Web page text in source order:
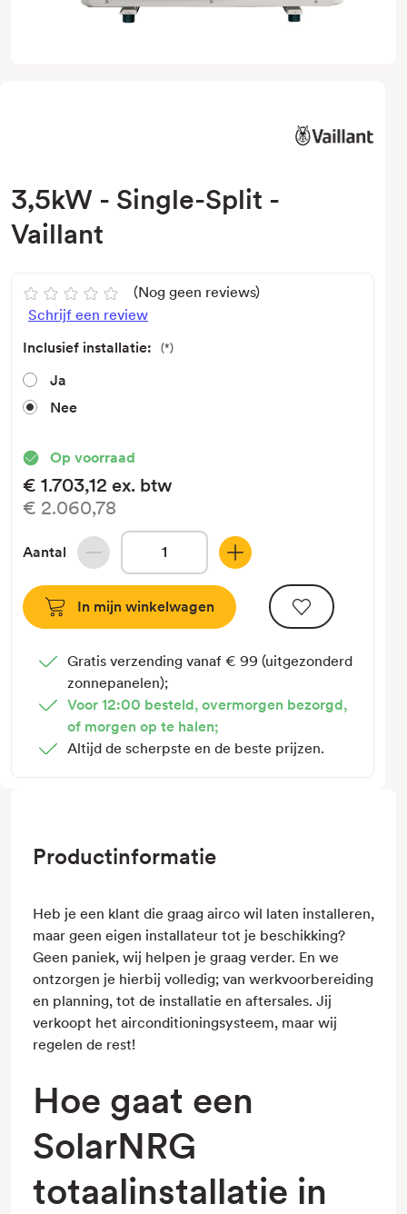
3,5kW - Single-Split -
Vaillant
(Nog geen reviews)
Schrijf een review
Inclusief installatie:
(*)
Ja
Nee
Op voorraad
€1.703,12 ex. btw
€2.060,78
Aantal
Hoeveelheid
verlagen
van
3,5kW
Single-
Split
-
Vaillant
Hoeveelheid
verhogen
van
3,5kW
Single-
-
Gratis verzending vanaf € 99 (uitgezonderd
zonnepanelen);
Voor 12:00 besteld, overmorgen bezorgd,
of morgen op te halen;
Altijd de scherpste en de beste prijzen.
Productinformatie
Heb je een klant die graag airco wil laten installeren,
maar geen eigen installateur tot je beschikking?
Geen paniek, wij helpen je graag verder. En we
ontzorgen je hierbij volledig; van werkvoorbereiding
en planning, tot de installatie en aftersales. Jij
verkoopt het airconditioningsysteem, maar wij
regelen de rest!
Hoe gaat een
SolarNRG
totaalinstallatie in